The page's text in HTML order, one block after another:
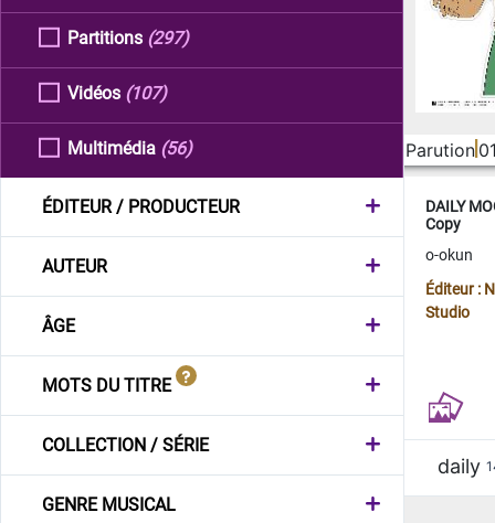
Partitions (297)
Vidéos (107)
Multimédia (56)
ÉDITEUR / PRODUCTEUR
AUTEUR
ÂGE
MOTS DU TITRE
COLLECTION / SÉRIE
GENRE MUSICAL
Parution
DAILY
Copy
o-okun
Éditeur :
Studio
daily